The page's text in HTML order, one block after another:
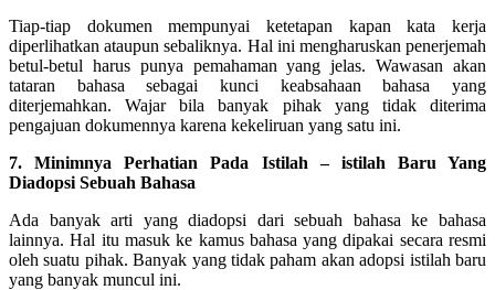
Tiap-tiap dokumen mempunyai ketetapan kapan kata kerja
diperlihatkan ataupun sebaliknya. Hal ini mengharuskan penerjemah
betul-betul harus punya pemahaman yang jelas.Wawasan akan
tataran bahasa sebagai kunci keabsahaan bahasa yang
diterjemahkan. Wajar bila banyak pihak yang tidak diterima
pengajuan dokumennya karena kekeliruan yang satu ini.
7. Minimnya Perhatian Pada Istilah – istilah Baru Yang
Diadopsi Sebuah Bahasa
Ada banyak arti yang diadopsi dari sebuah bahasa ke bahasa
lainnya. Hal itu masuk ke kamus bahasa yang dipakai secara resmi
oleh suatu pihak. Banyak yang tidak paham akan adopsi istilah baru
yang banyak muncul ini.